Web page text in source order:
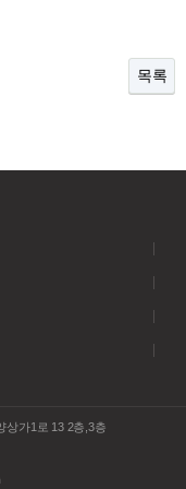
목록
상가1로 13 2층,3층